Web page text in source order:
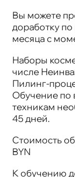
Вы можете
доработку
месяца с
Наборы
числе
Пилинг-
Обучение по
техникам
45 дней.
Стоимость
BYN
К обучению